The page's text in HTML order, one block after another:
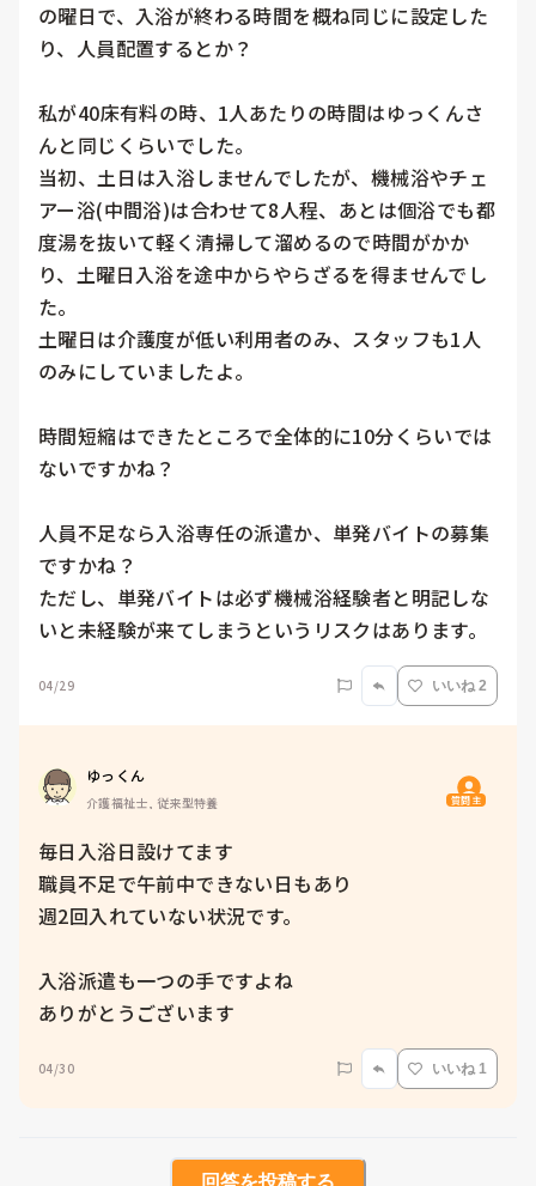
の曜日で、入浴が終わる時間を概ね同じに設定した
り、人員配置するとか？
私が40床有料の時、1人あたりの時間はゆっくんさ
んと同じくらいでした。
当初、土日は入浴しませんでしたが、機械浴やチェ
アー浴(中間浴)は合わせて8人程、あとは個浴でも都
度湯を抜いて軽く清掃して溜めるので時間がかか
り、土曜日入浴を途中からやらざるを得ませんでし
た。
土曜日は介護度が低い利用者のみ、スタッフも1人
のみにしていましたよ。
時間短縮はできたところで全体的に10分くらいでは
ないですかね？
人員不足なら入浴専任の派遣か、単発バイトの募集
ですかね？
ただし、単発バイトは必ず機械浴経験者と明記しな
いと未経験が来てしまうというリスクはあります。
04/29 いいね 2
ゆっくん
介護福祉士, 従来型特養 質問主
毎日入浴日設けてます
職員不足で午前中できない日もあり
週2回入れていない状況です。
入浴派遣も一つの手ですよね
ありがとうございます
04/30 いいね 1
回答を投稿する